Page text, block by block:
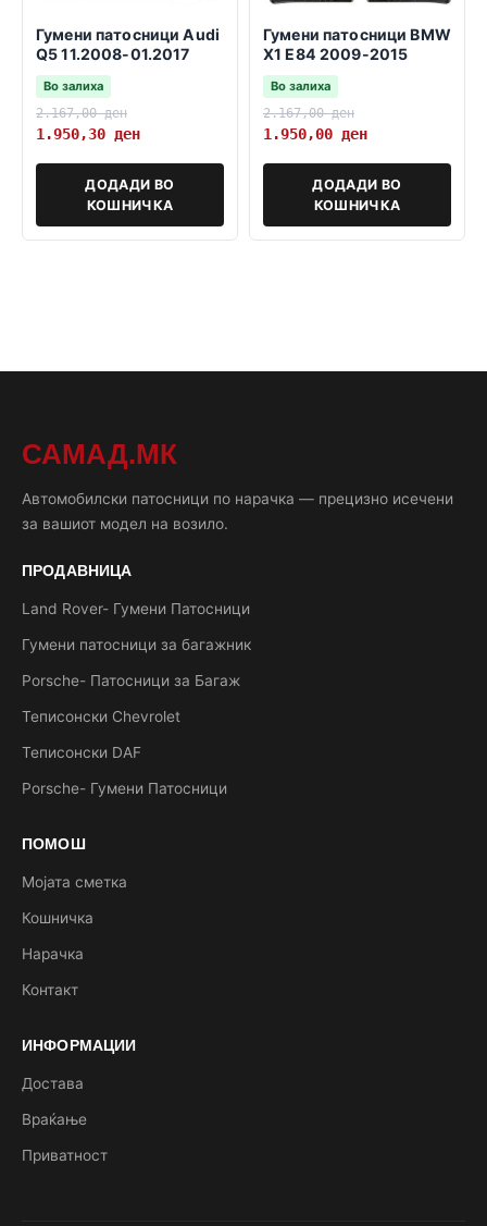
Гумени патосници Audi
Q5 11.2008-01.2017
Во залиха
2.167,00ден
1.950,30 ден
ДОДАДИ ВО
КОШНИЧКА
Гумени патосници BMW
X1 E84 2009-2015
Во залиха
2.167,00ден
1.950,00 ден
ДОДАДИ ВО
КОШНИЧКА
САМАД.МК
Автомобилски патосници по нарачка — прецизно исечени
за вашиот модел на возило.
ПРОДАВНИЦА
Land Rover- Гумени Патосници
Гумени патосници за багажник
Porsche- Патосници за Багаж
Теписонски Chevrolet
Теписонски DAF
Porsche- Гумени Патосници
ПОМОШ
Мојата сметка
Кошничка
Нарачка
Контакт
ИНФОРМАЦИИ
Достава
Враќање
Приватност